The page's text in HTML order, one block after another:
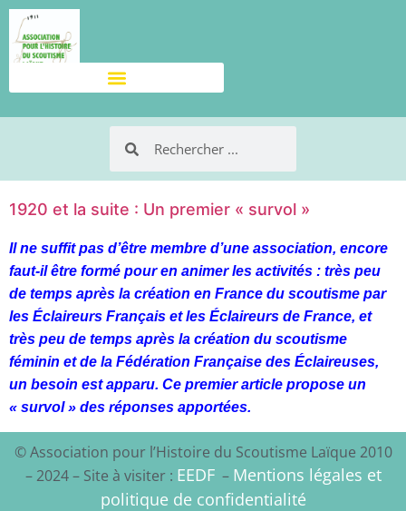
1920 et la suite : Un premier « survol »
Il ne suffit pas d’être membre d’une association, encore
faut-il être formé pour en animer les activités : très peu
de temps après la création en France du scoutisme par
les Éclaireurs Français et les Éclaireurs de France, et
très peu de temps après la création du scoutisme
féminin et de la Fédération Française des Éclaireuses,
un besoin est apparu. Ce premier article propose un
« survol » des réponses apportées.
© Association pour l’Histoire du Scoutisme Laïque 2010
– 2024 – Site à visiter : EEDF– Mentions légales et
politique de confidentialité